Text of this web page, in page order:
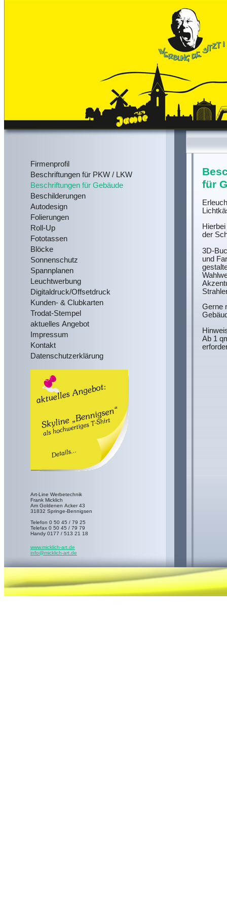
Firmenprofil
Beschriftungen für PKW / LKW
Beschriftungen für Gebäude
Beschilderungen
Autodesign
Folierungen
Roll-Up
Fototassen
Blöcke
Sonnenschutz
Spannplanen
Leuchtwerbung
Digitaldruck/Offsetdruck
Kunden- & Clubkarten
Trodat-Stempel
aktuelles Angebot
Impressum
Kontakt
Datenschutzerklärung
für
der
3D-
und
Gerne
Ab 1
Art-Line Werbetechnik
Frank Micklich
Am Goldenen Acker 43
31832 Springe-Bennigsen
Telefon 0 50 45 / 79 25
Telefax 0 50 45 / 79 79
Handy 0177 / 513 21 18
www.micklich-art.de
info@micklich-art.de